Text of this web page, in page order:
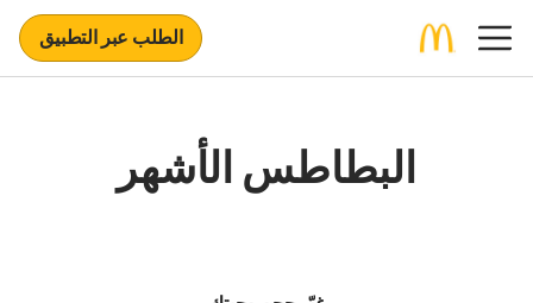
الطلب عبر التطبيق
البطاطس الأشهر